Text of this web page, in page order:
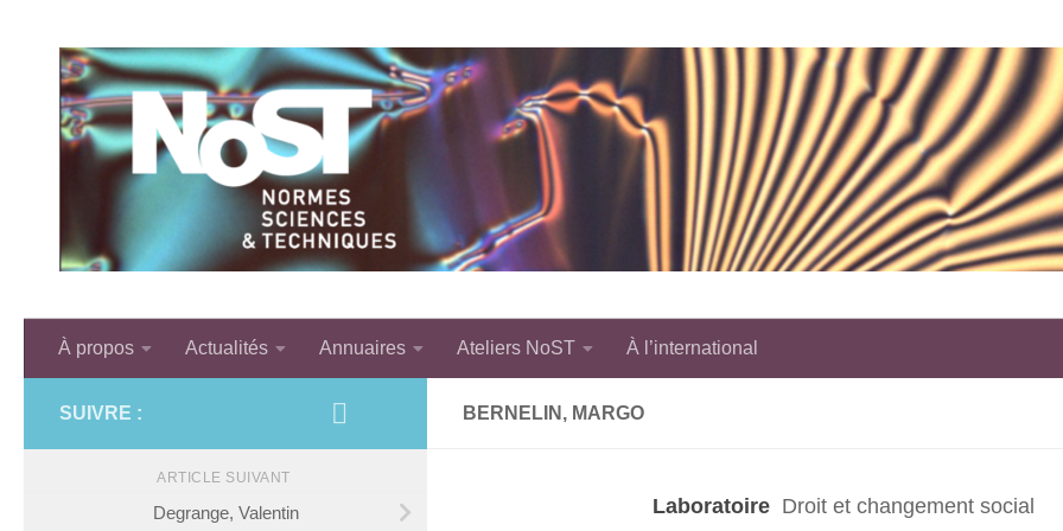
À propos Actualités Annuaires Ateliers NoST À l’international
BERNELIN, MARGO
Laboratoire Droit et changement social
SUIVRE :
ARTICLE SUIVANT
Degrange, Valentin